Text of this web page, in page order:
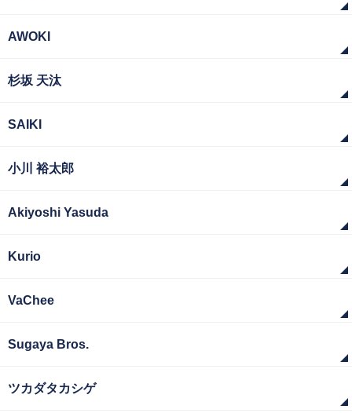
AWOKI
杉坂 天汰
SAIKI
小川 裕太郎
Akiyoshi Yasuda
Kurio
VaChee
Sugaya Bros.
ツカダタカシゲ